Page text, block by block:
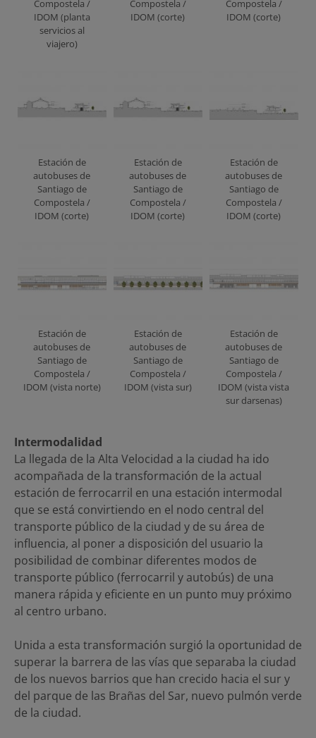
Compostela /
IDOM (planta
servicios al
viajero)
Compostela /
IDOM (corte)
Compostela /
IDOM (corte)
Estación de
autobuses de
Santiago de
Compostela /
IDOM (corte)
Estación de
autobuses de
Santiago de
Compostela /
IDOM (corte)
Estación de
autobuses de
Santiago de
Compostela /
IDOM (corte)
Estación de
autobuses de
Santiago de
Compostela /
IDOM (vista norte)
Estación de
autobuses de
Santiago de
Compostela /
IDOM (vista sur)
Estación de
autobuses de
Santiago de
Compostela /
IDOM (vista vista
sur darsenas)
Intermodalidad
La llegada de la Alta Velocidad a la ciudad ha ido
acompañada de la transformación de la actual
estación de ferrocarril en una estación intermodal
que se está convirtiendo en el nodo central del
transporte público de la ciudad y de su área de
influencia, al poner a disposición del usuario la
posibilidad de combinar diferentes modos de
transporte público (ferrocarril y autobús) de una
manera rápida y eficiente en un punto muy próximo
al centro urbano.
Unida a esta transformación surgió la oportunidad de
superar la barrera de las vías que separaba la ciudad
de los nuevos barrios que han crecido hacia el sur y
del parque de las Brañas del Sar, nuevo pulmón verde
de la ciudad.